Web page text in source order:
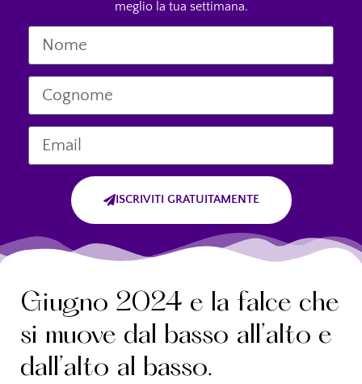
meglio la tua settimana.
ISCRIVITI GRATUITAMENTE
Giugno 2024 e la falce che
si muove dal basso all’alto e
dall’alto al basso.